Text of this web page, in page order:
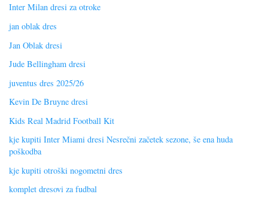
Inter Milan dresi za otroke
jan oblak dres
Jan Oblak dresi
Jude Bellingham dresi
juventus dres 2025/26
Kevin De Bruyne dresi
Kids Real Madrid Football Kit
kje kupiti Inter Miami dresi Nesrečni začetek sezone, še ena huda
poškodba
kje kupiti otroški nogometni dres
komplet dresovi za fudbal